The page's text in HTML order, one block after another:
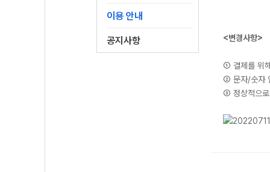
이용 안내
공지사항 <변경사항>
① 결제를 위
② 문자/숫자
③ 정상적으로